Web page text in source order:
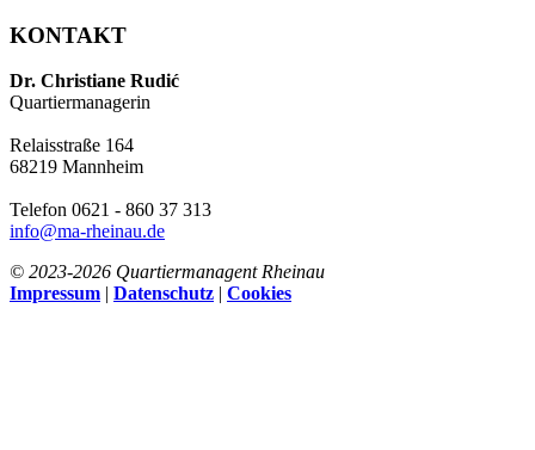
KONTAKT
Dr. Christiane Rudić
Quartiermanagerin
Relaisstraße 164
68219 Mannheim
Telefon 0621 - 860 37 313
info@ma-rheinau.de
© 2023-2026 Quartiermanagent Rheinau
Impressum | Datenschutz | Cookies